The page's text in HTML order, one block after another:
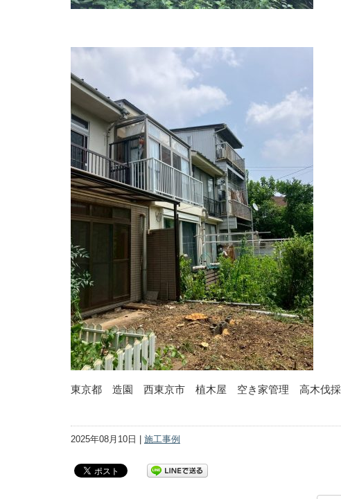
東京都 造園 西東京市 植木屋 空き家管理 高木伐
2025年08月10日 | 施工事例